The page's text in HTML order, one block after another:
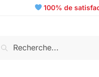
100% de
Recherche